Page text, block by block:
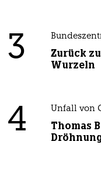
3
Zurück
Wurzeln
4 Unfall von
Thomas